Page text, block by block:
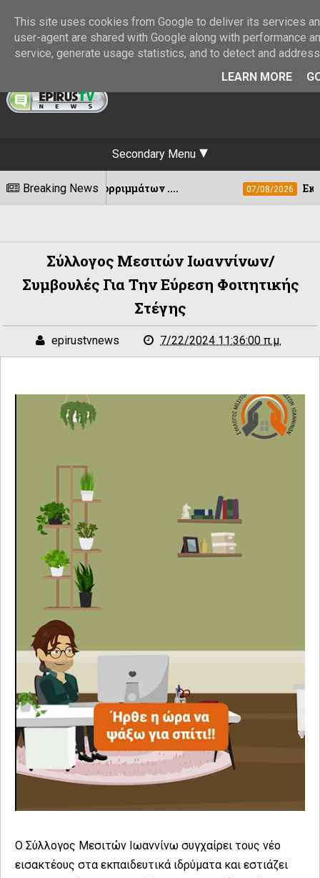
Secondary Menu
Breaking News
.... 07/08/2026 Εκδόθηκε η ΚΥΑ για
Σύλλογος Μεσιτών Ιωαννίνων/
Συμβουλές Για Την Εύρεση Φοιτητικής
Στέγης
epirustvnews 7/22/2024 11:36:00 π.μ.
Ο Σύλλογος Μεσιτών Ιωαννίνω συγχαίρει τους νέο
εισακτέους στα εκπαιδευτικά ιδρύματα και εστιάζει
This site uses cookies from Google to deliver its services
user-agent are shared with Google along with performance
service, generate usage statistics, and to detect and
LEARN MORE